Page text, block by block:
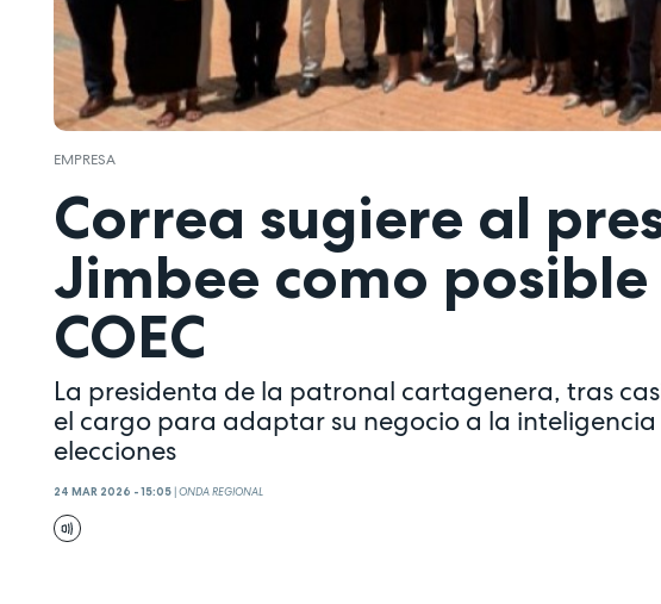
EMPRESA
Correa sugiere al
Jimbee como posible
COEC
La presidenta de la patronal cartagenera, tras
el cargo para adaptar su negocio a la
elecciones
24 MAR 2026 - 15:05 |ONDA REGIONAL